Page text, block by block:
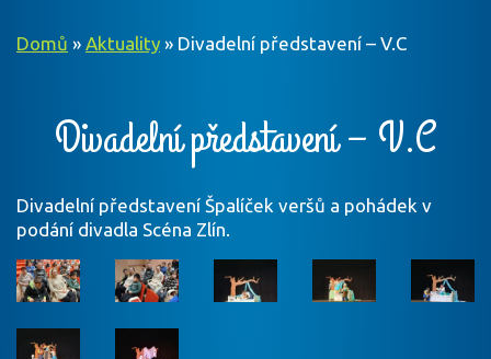
Domů » Aktuality » Divadelní představení – V.C
Divadelní představení – V.C
Divadelní představení Špalíček veršů a pohádek v
podání divadla Scéna Zlín.